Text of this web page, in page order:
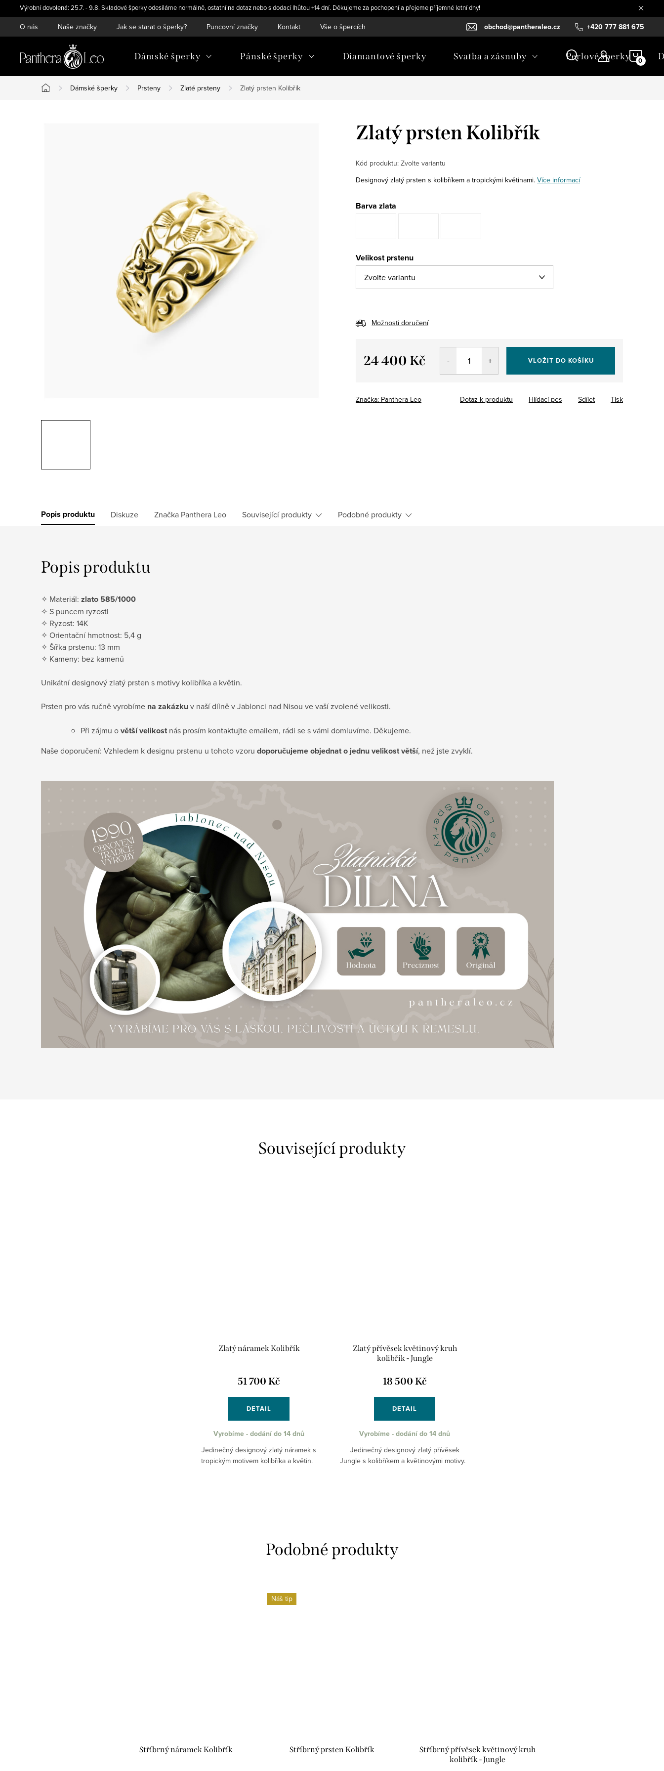
na
obsah
Výrobní dovolená: 25.7. - 9.8. Skladové šperky odesíláme normálně, ostatní na dotaz nebo s dodací lhůtou +14 dní. Děkujeme za pochopení a přejeme příjemné letní dny!
+420 777 881 675
obchod@pantheraleo.cz
O nás Naše značky Jak se starat o šperky? Puncovní značky Kontakt Vše o špercích
Dámské šperky Pánské šperky Diamantové šperky Svatba a zásnuby Perlové šperky
Domů
Dámské šperky Prsteny Zlaté prsteny Zlatý prsten Kolibřík
Zlatý prsten Kolibřík
Kód produktu: Zvolte variantu
Designový zlatý prsten s kolibříkem a tropickými květinami. Více informací
Barva zlata
Velikost prstenu
Možnosti doručení
24 400 Kč VLOŽIT DO KOŠÍKU
Značka: Panthera Leo Tisk
Dotaz k produktu Hlídací pes Sdílet
Popis produktu Diskuze Značka Panthera Leo Související produkty Podobné produkty
Popis produktu
✧ Materiál: zlato 585/1000
✧ S puncem ryzosti
✧ Ryzost: 14K
✧ Orientační hmotnost: 5,4 g
✧ Šířka prstenu: 13 mm
✧ Kameny: bez kamenů
Unikátní designový zlatý prsten s motivy kolibříka a květin.
Prsten pro vás ručně vyrobíme na zakázkuv naší dílně v Jablonci nad Nisou ve vaší zvolené velikosti.
Při zájmu ovětší velikostnás prosím kontaktujte emailem, rádi se s vámi domluvíme. Děkujeme.
Naše doporučení: Vzhledem k designu prstenu u tohoto vzoru doporučujeme objednat o jednu velikost větší, než jste zvyklí.
Související produkty
Zlatý náramek Kolibřík
51 700 Kč
DETAIL
Vyrobíme - dodání do 14 dnů
Jedinečný designový zlatý náramek s
tropickým motivem kolibříka a květin.
Zlatý přívěsek květinový kruh
kolibřík - Jungle
18 500 Kč
DETAIL
Vyrobíme - dodání do 14 dnů
Jedinečný designový zlatý přívěsek
Jungle s kolibříkem a květinovými motivy.
Stříbrný náramek Kolibřík
Náš tip
Stříbrný prsten Kolibřík
Stříbrný přívěsek květinový kruh
kolibřík - Jungle